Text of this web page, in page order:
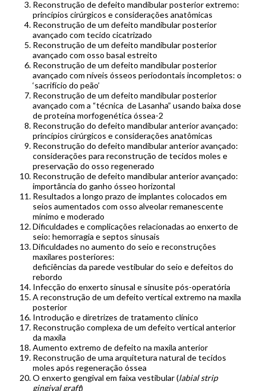
Reconstrução de defeito mandibular posterior extremo:
princípios cirúrgicos e considerações anatômicas
Reconstrução de um defeito mandibular posterior
avançado com tecido cicatrizado
Reconstrução de um defeito mandibular posterior
avançado com osso basal estreito
Reconstrução de um defeito mandibular posterior
avançado com níveis ósseos periodontais incompletos: o
‘sacrifício do peão’
Reconstrução de um defeito mandibular posterior
avançado com a “técnica de Lasanha” usando baixa dose
de proteína morfogenética óssea-2
Reconstrução do defeito mandibular anterior avançado:
princípios cirúrgicos e considerações anatômicas
Reconstrução do defeito mandibular anterior avançado:
considerações para reconstrução de tecidos moles e
preservação do osso regenerado
Reconstrução de defeito mandibular anterior avançado:
importância do ganho ósseo horizontal
Resultados a longo prazo de implantes colocados em
seios aumentados com osso alveolar remanescente
mínimo e moderado
Dificuldades e complicações relacionadas ao enxerto de
seio: hemorragia e septos sinusais
Dificuldades no aumento do seio e reconstruções
maxilares posteriores:
deficiências da parede vestibular do seio e defeitos do
rebordo
Infecção do enxerto sinusal e sinusite pós-operatória
A reconstrução de um defeito vertical extremo na maxila
posterior
Introdução e diretrizes de tratamento clínico
Reconstrução complexa de um defeito vertical anterior
da maxila
Aumento extremo de defeito na maxila anterior
Reconstrução de uma arquitetura natural de tecidos
moles após regeneração óssea
O enxerto gengival em faixa vestibular (labial strip
gingival graft)